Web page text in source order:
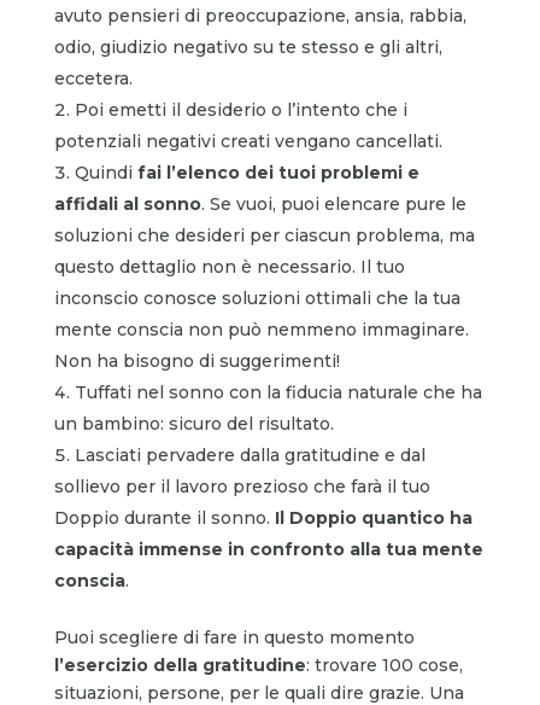
avuto pensieri di preoccupazione, ansia, rabbia,
odio, giudizio negativo su te stesso e gli altri,
eccetera.
Poi emetti il desiderio o l’intento che i
potenziali negativi creati vengano cancellati.
Quindi fai l’elenco dei tuoi problemi e
affidali al sonno. Se vuoi, puoi elencare pure le
soluzioni che desideri per ciascun problema, ma
questo dettaglio non è necessario. Il tuo
inconscio conosce soluzioni ottimali che la tua
mente conscia non può nemmeno immaginare.
Non ha bisogno di suggerimenti!
Tuffati nel sonno con la fiducia naturale che ha
un bambino: sicuro del risultato.
Lasciati pervadere dalla gratitudine e dal
sollievo per il lavoro prezioso che farà il tuo
Doppio durante il sonno. Il Doppio quantico ha
capacità immense in confronto alla tua mente
conscia.
Puoi scegliere di fare in questo momento
l’esercizio della gratitudine: trovare 100 cose,
situazioni, persone, per le quali dire grazie. Una